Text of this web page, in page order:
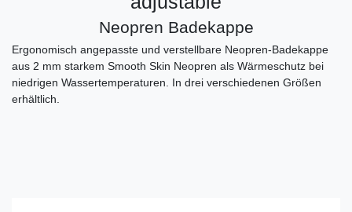
Neopren Badekappe
Ergonomisch angepasste und verstellbare Neopren-Badekappe
aus 2 mm starkem Smooth Skin Neopren als Wärmeschutz bei
niedrigen Wassertemperaturen. In drei verschiedenen Größen
erhältlich.